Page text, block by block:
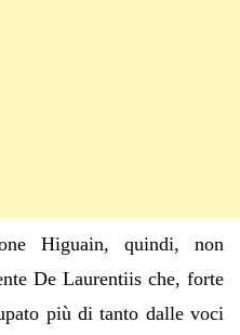
Higuain, quindi, non
De Laurentiis che, forte
più di tanto dalle voci